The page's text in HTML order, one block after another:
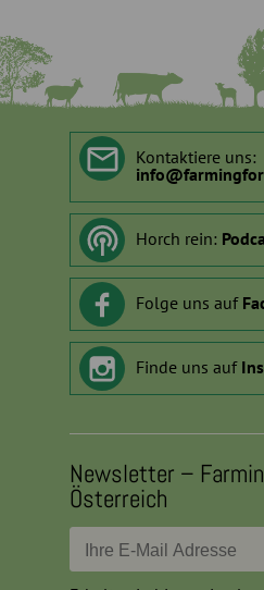
Kontaktiere uns:
info@
Horch rein:
Folge uns auf
Finde uns auf
Newsletter –
Österreich